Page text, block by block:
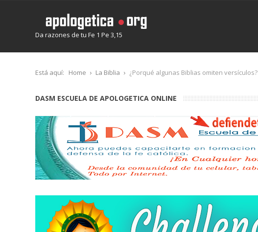
Da razones de tu Fe 1 Pe 3,15
Está aquí: Home La Biblia ¿Porqué algunas Biblias omiten versículos?
DASM ESCUELA DE APOLOGETICA ONLINE